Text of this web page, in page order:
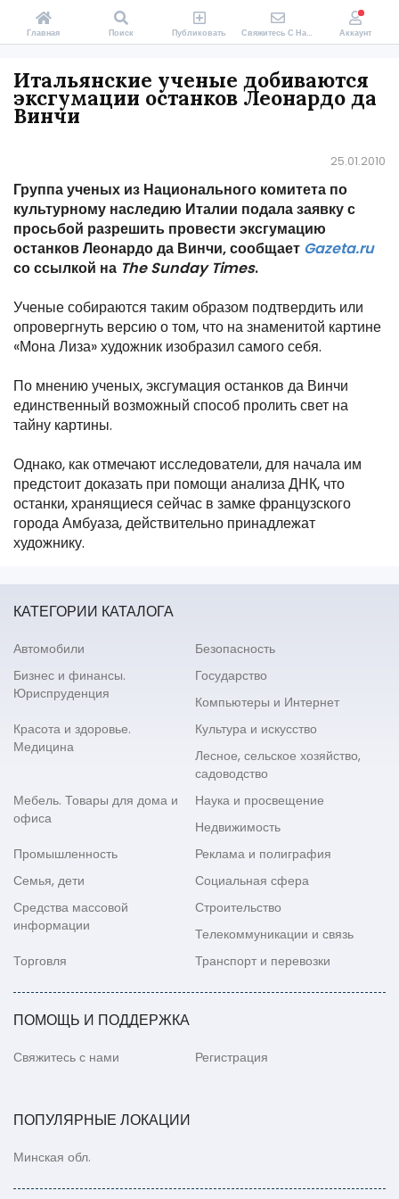
Итальянские ученые добиваются
эксгумации останков Леонардо да
Винчи
25.01.2010
Группа ученых из Национального комитета по
культурному наследию Италии подала заявку с
просьбой разрешить провести эксгумацию
останков Леонардо да Винчи, сообщает Gazeta.ru
со ссылкой на The Sunday Times.
Ученые собираются таким образом подтвердить или
опровергнуть версию о том, что на знаменитой картине
«Мона Лиза» художник изобразил самого себя.
По мнению ученых, эксгумация останков да Винчи
единственный возможный способ пролить свет на
тайну картины.
Однако, как отмечают исследователи, для начала им
предстоит доказать при помощи анализа ДНК, что
останки, хранящиеся сейчас в замке французского
города Амбуаза, действительно принадлежат
художнику.
КАТЕГОРИИ КАТАЛОГА
Автомобили
Безопасность
Бизнес и финансы.
Юриспруденция
Государство
Компьютеры и Интернет
Красота и здоровье.
Медицина
Культура и искусство
Лесное, сельское хозяйство,
садоводство
Мебель. Товары для дома и
офиса
Наука и просвещение
Недвижимость
Промышленность
Реклама и полиграфия
Семья, дети
Социальная сфера
Средства массовой
информации
Строительство
Телекоммуникации и связь
Торговля
Транспорт и перевозки
ПОМОЩЬ И ПОДДЕРЖКА
Свяжитесь с нами Регистрация
ПОПУЛЯРНЫЕ ЛОКАЦИИ
Минская обл.
Главная Поиск Публиковать Свяжитесь С Нами Аккаунт